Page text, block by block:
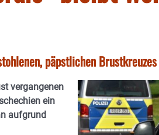
päpstlichen
vergangenen
ein
aufgrund